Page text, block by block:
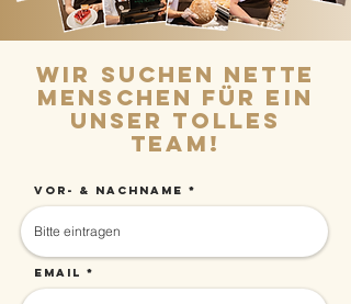
Wir suchen nette
Menschen für ein
unser tolles
team!
Vor- & Nachname
Email